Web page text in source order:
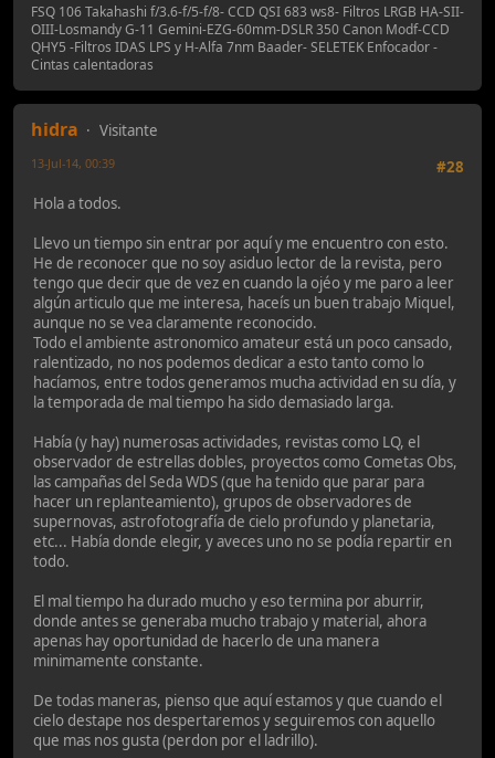
FSQ 106 Takahashi f/3.6-f/5-f/8- CCD QSI 683 ws8- Filtros LRGB HA-SII-
OIII-Losmandy G-11 Gemini-EZG-60mm-DSLR 350 Canon Modf-CCD
QHY5 -Filtros IDAS LPS y H-Alfa 7nm Baader- SELETEK Enfocador -
Cintas calentadoras
hidra
Visitante
#28
13-Jul-14, 00:39
Hola a todos.
Llevo un tiempo sin entrar por aquí y me encuentro con esto.
He de reconocer que no soy asiduo lector de la revista, pero
tengo que decir que de vez en cuando la ojéo y me paro a leer
algún articulo que me interesa, haceís un buen trabajo Miquel,
aunque no se vea claramente reconocido.
Todo el ambiente astronomico amateur está un poco cansado,
ralentizado, no nos podemos dedicar a esto tanto como lo
hacíamos, entre todos generamos mucha actividad en su día, y
la temporada de mal tiempo ha sido demasiado larga.
Había (y hay) numerosas actividades, revistas como LQ, el
observador de estrellas dobles, proyectos como Cometas Obs,
las campañas del Seda WDS (que ha tenido que parar para
hacer un replanteamiento), grupos de observadores de
supernovas, astrofotografía de cielo profundo y planetaria,
etc... Había donde elegir, y aveces uno no se podía repartir en
todo.
El mal tiempo ha durado mucho y eso termina por aburrir,
donde antes se generaba mucho trabajo y material, ahora
apenas hay oportunidad de hacerlo de una manera
minimamente constante.
De todas maneras, pienso que aquí estamos y que cuando el
cielo destape nos despertaremos y seguiremos con aquello
que mas nos gusta (perdon por el ladrillo).